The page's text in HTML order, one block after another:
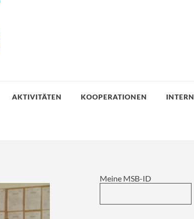
AKTIVITÄTEN KOOPERATIONEN INTERN
Meine MSB-ID